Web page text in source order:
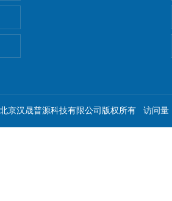
京汉晟普源科技有限公司版权所有 访问量